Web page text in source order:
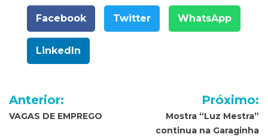
Facebook Twitter WhatsApp
LinkedIn
Navegação
de
Anterior:
VAGAS DE EMPREGO
Próximo:
Mostra “Luz Mestra”
continua na Garaginha